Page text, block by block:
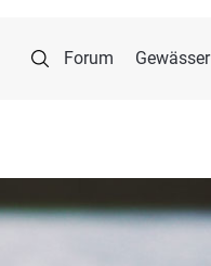
Forum Gewässer